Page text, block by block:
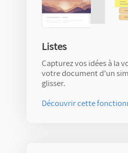
Listes
Capturez vos idées à la
votre document d’un
glisser.
Découvrircette